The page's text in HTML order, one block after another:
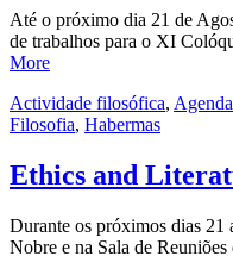
Até o próximo dia 21 de
de trabalhos para o XI
More
Actividade filosófica, Agenda
Filosofia, Habermas
Ethics and
Durante os próximos dias
Nobre e na Sala de